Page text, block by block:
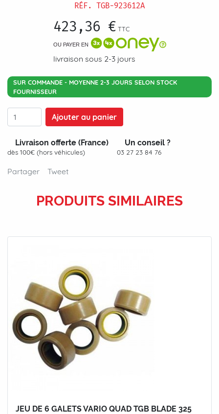
RÉF. TGB-923612A
423,36 € TTC
OU PAYER EN
livraison sous 2-3 jours
SUR COMMANDE - MOYENNE 2-3 JOURS SELON STOCK
FOURNISSEUR
Ajouter au panier
Livraison offerte (France)
dès 100€ (hors véhicules)
Un conseil ?
03 27 23 84 76
Partager Tweet
PRODUITS SIMILAIRES
JEU DE 6 GALETS VARIO QUAD TGB BLADE 325